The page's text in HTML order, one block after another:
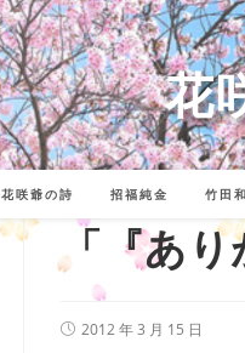
花
花咲爺の詩 招福純金 竹田
「『あ
投 2012 年 3 月 15 日